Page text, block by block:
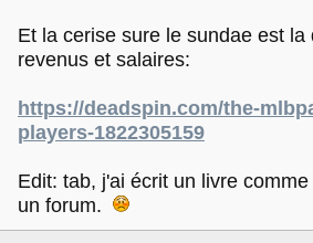
Et la cerise sure le sundae est la
revenus et salaires:
https://deadspin.com/the-
players-1822305159
Edit: tab, j'ai écrit un livre
un forum.